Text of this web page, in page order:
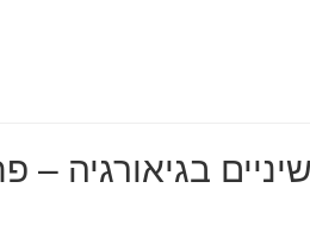
בגיאורגיה –